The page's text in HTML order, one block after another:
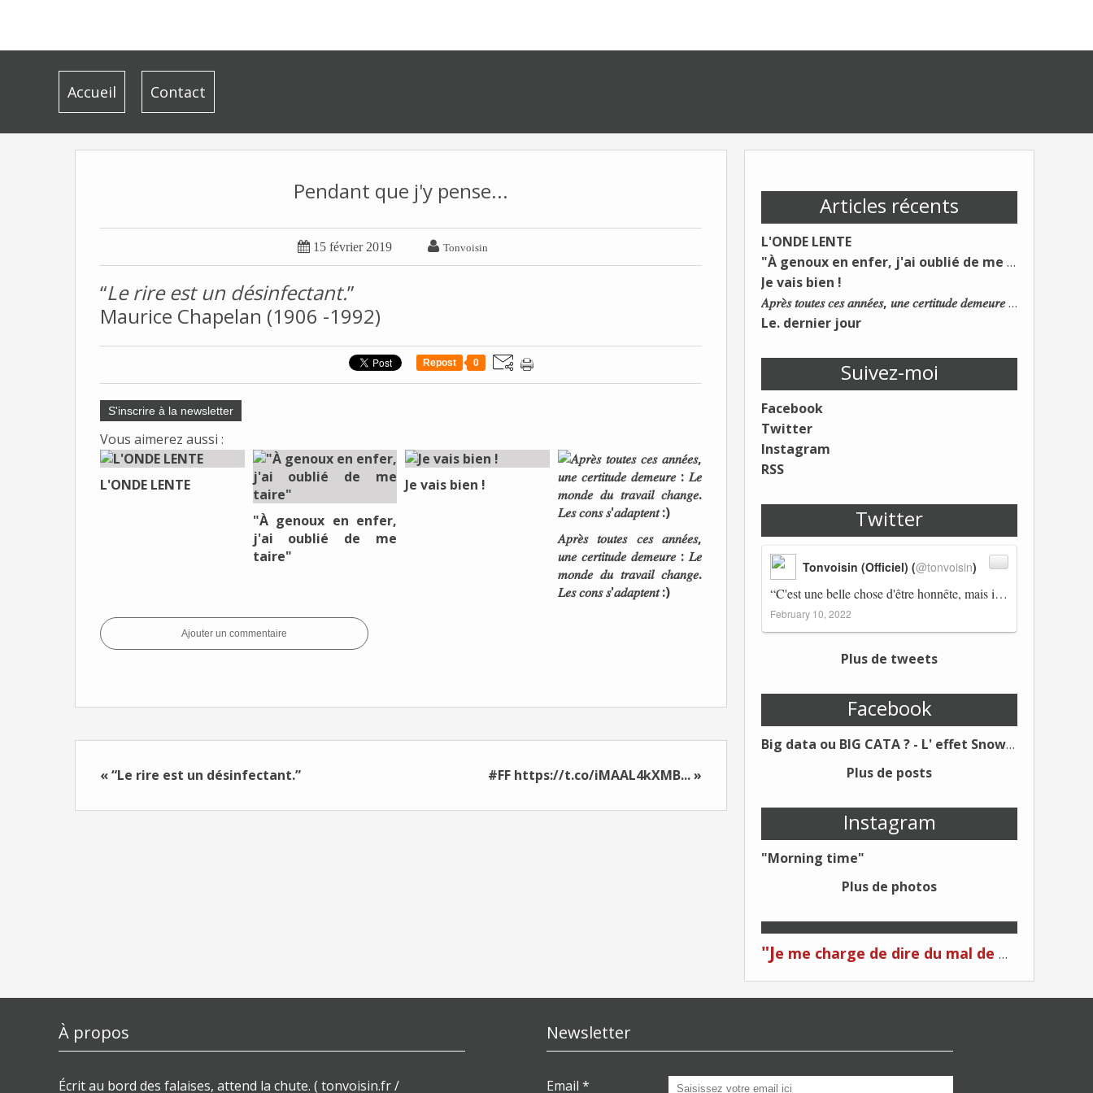
Accueil Contact
Articles récents
L'ONDE LENTE
"À genoux en enfer, j'ai oublié de me taire"
Je vais bien !
𝐴𝑝𝑟𝑒̀𝑠 𝑡𝑜𝑢𝑡𝑒𝑠 𝑐𝑒𝑠 𝑎𝑛𝑛𝑒́𝑒𝑠, 𝑢𝑛𝑒 𝑐𝑒𝑟𝑡𝑖𝑡𝑢𝑑𝑒 𝑑𝑒𝑚𝑒𝑢𝑟𝑒 : 𝐿𝑒 𝑚𝑜𝑛𝑑𝑒 𝑑𝑢 𝑡𝑟𝑎𝑣𝑎𝑖𝑙 𝑐ℎ𝑎𝑛𝑔𝑒. 𝐿𝑒𝑠 𝑐𝑜𝑛𝑠 𝑠'𝑎𝑑𝑎𝑝𝑡𝑒𝑛𝑡 :)
Le. dernier jour
Suivez-moi
Facebook
Twitter
Instagram
RSS
Twitter
“C'est une belle chose d'être honnête, mais il est également important d'avoir raison.” Winston Churchill Réplico…
Tonvoisin (Officiel) (@tonvoisin)
February 10, 2022
Plus de tweets
Facebook
Big data ou BIG CATA ? - L' effet Snowden - Editions Kawa - Un Éditeur différent !
Plus de posts
Instagram
"Morning time"
Plus de photos
"Je me charge de dire du mal de moi... Quand on me critique... C'est du plagiat ! "
Pendant que j'y pense...
 15 février 2019  Tonvoisin
“Le rire est un désinfectant.”
Maurice Chapelan (1906 -1992)
Repost 0
S'inscrire à la newsletter
Vous aimerez aussi :
L'ONDE LENTE
"À genoux en enfer,
j'ai oublié de me
taire"
Je vais bien !
𝐴𝑝𝑟𝑒̀𝑠 𝑡𝑜𝑢𝑡𝑒𝑠 𝑐𝑒𝑠 𝑎𝑛𝑛𝑒́𝑒𝑠,
𝑢𝑛𝑒 𝑐𝑒𝑟𝑡𝑖𝑡𝑢𝑑𝑒 𝑑𝑒𝑚𝑒𝑢𝑟𝑒 : 𝐿𝑒
𝑚𝑜𝑛𝑑𝑒 𝑑𝑢 𝑡𝑟𝑎𝑣𝑎𝑖𝑙 𝑐ℎ𝑎𝑛𝑔𝑒.
𝐿𝑒𝑠 𝑐𝑜𝑛𝑠 𝑠'𝑎𝑑𝑎𝑝𝑡𝑒𝑛𝑡 :)
Ajouter un commentaire
« “Le rire est un désinfectant.” #FF https://t.co/iMAAL4kXMB... »
À propos
Écrit au bord des falaises, attend la chute. ( tonvoisin.fr /
Newsletter
Email